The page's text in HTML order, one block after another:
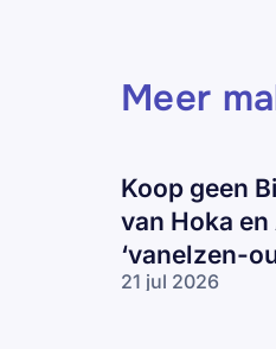
Meer
Koop geen
van Hoka
‘vanelzen-
21 jul 2026